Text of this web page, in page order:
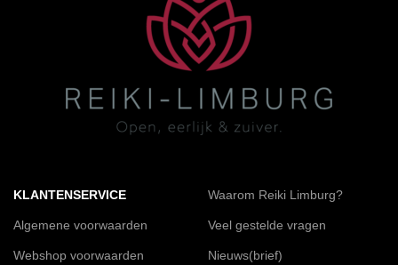
KLANTENSERVICE
Algemene voorwaarden
Webshop voorwaarden
Waarom Reiki Limburg?
Veel gestelde vragen
Nieuws(brief)